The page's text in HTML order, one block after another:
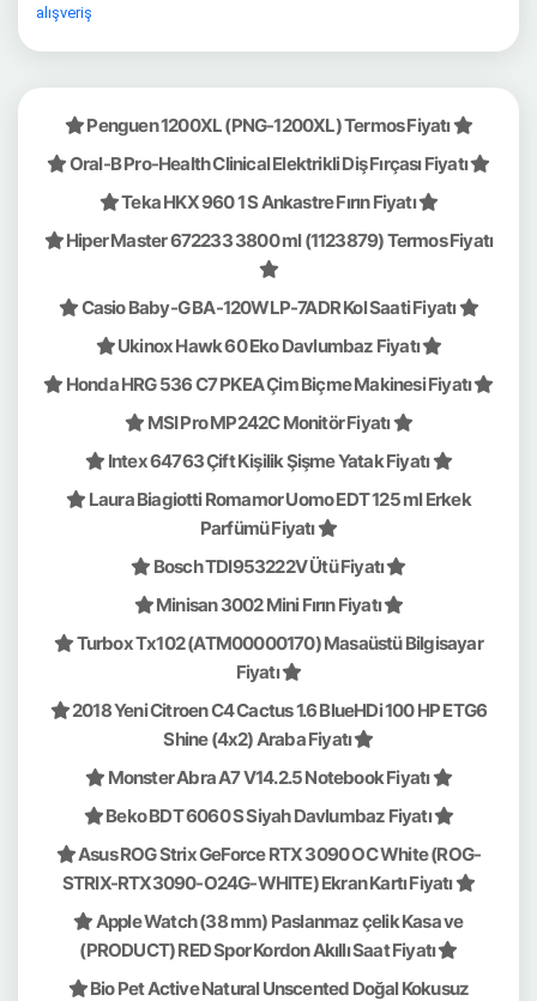
alışveriş
Penguen 1200XL (PNG-1200XL) Termos Fiyatı
Oral-B Pro-Health Clinical Elektrikli Diş Fırçası Fiyatı
Teka HKX 960 1 S Ankastre Fırın Fiyatı
Hiper Master 672233 3800 ml (1123879) Termos Fiyatı
Casio Baby-G BA-120WLP-7ADR Kol Saati Fiyatı
Ukinox Hawk 60 Eko Davlumbaz Fiyatı
Honda HRG 536 C7 PKEA Çim Biçme Makinesi Fiyatı
MSI Pro MP242C Monitör Fiyatı
Intex 64763 Çift Kişilik Şişme Yatak Fiyatı
Laura Biagiotti Romamor Uomo EDT 125 ml Erkek
Parfümü Fiyatı
Bosch TDI953222V Ütü Fiyatı
Minisan 3002 Mini Fırın Fiyatı
Turbox Tx102 (ATM00000170) Masaüstü Bilgisayar
Fiyatı
2018 Yeni Citroen C4 Cactus 1.6 BlueHDi 100 HP ETG6
Shine (4x2) Araba Fiyatı
Monster Abra A7 V14.2.5 Notebook Fiyatı
Beko BDT 6060 S Siyah Davlumbaz Fiyatı
Asus ROG Strix GeForce RTX 3090 OC White (ROG-
STRIX-RTX3090-O24G-WHITE) Ekran Kartı Fiyatı
Apple Watch (38 mm) Paslanmaz çelik Kasa ve
(PRODUCT) RED Spor Kordon Akıllı Saat Fiyatı
Bio Pet Active Natural Unscented Doğal Kokusuz